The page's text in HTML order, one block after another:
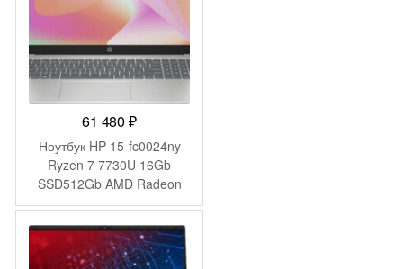
61 480₽
Ноутбук HP 15-fc0024ny
Ryzen 7 7730U 16Gb
SSD512Gb AMD Radeon
Graphics 15.6″ IPS FHD
(1920×1080) FreeDOS
silver WiFi BT Cam
(B8AX0EA)